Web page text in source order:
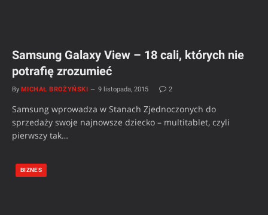
Samsung Galaxy View – 18 cali, których nie
potrafię zrozumieć
By MICHAŁ BROŻYŃSKI 9 listopada, 2015 2
Samsung wprowadza w Stanach Zjednoczonych do
sprzedaży swoje najnowsze dziecko – multitablet, czyli
pierwszy tak…
BIZNES